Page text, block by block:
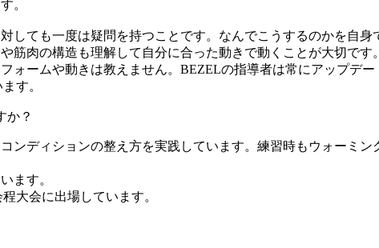
。
しても一度は疑問を持つことです。なんでこうするのかを自
筋肉の構造も理解して自分に合った動きで動くことが大切です
ォームや動きは教えません。BEZELの指導者は常にアップデ
す。
か？
ンディションの整え方を実践しています。練習時もウォーミ
ます。
大会に出場しています。